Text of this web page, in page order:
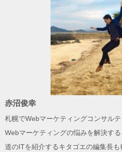
赤沼俊幸
札幌でWebマーケティングコンサル
Webマーケティングの悩みを解決する
道のITを紹介するキタゴエの編集長も